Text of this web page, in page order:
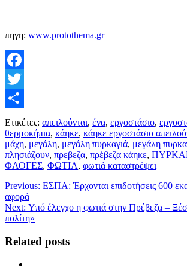
πηγη: www.protothema.gr
Facebook
Twitter
Μοιραστείτε
Ετικέτες: απειλούνται, ένα, εργοστάσιο,
θερμοκήπια, κάηκε, κάηκε εργοστάσιο
μάχη, μεγάλη, μεγάλη πυρκαγιά, μεγάλη
πλησιάζουν, πρεβεζα, πρέβεζα κάηκε,
ΦΛΟΓΕΣ, ΦΩΤΙΑ, φωτιά καταστρέψει
Previous: ΕΣΠΑ: Έρχονται επιδοτήσεις 600
αφορά
Next: Υπό έλεγχο η φωτιά στην Πρέβεζα –
πολίτη»
Related posts